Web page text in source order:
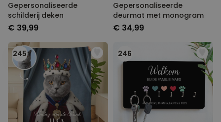
Gepersonaliseerde
schilderij deken
€ 39,99
Gepersonaliseerde
deurmat met monogram
€ 34,99
245 246